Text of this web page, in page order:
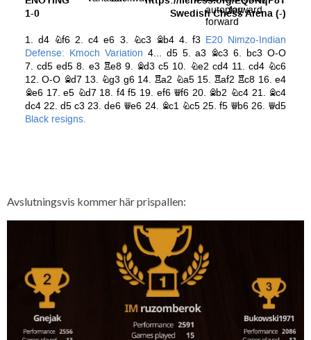
Avslutningsvis kommer här prispallen: